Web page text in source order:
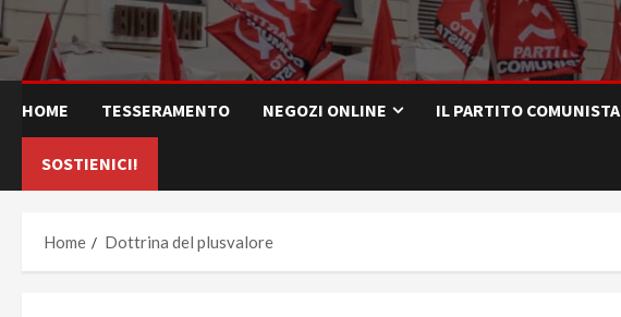
HOME TESSERAMENTO NEGOZI ONLINE IL PARTITO COMUNISTA
SOSTIENICI!
Home Dottrina del plusvalore